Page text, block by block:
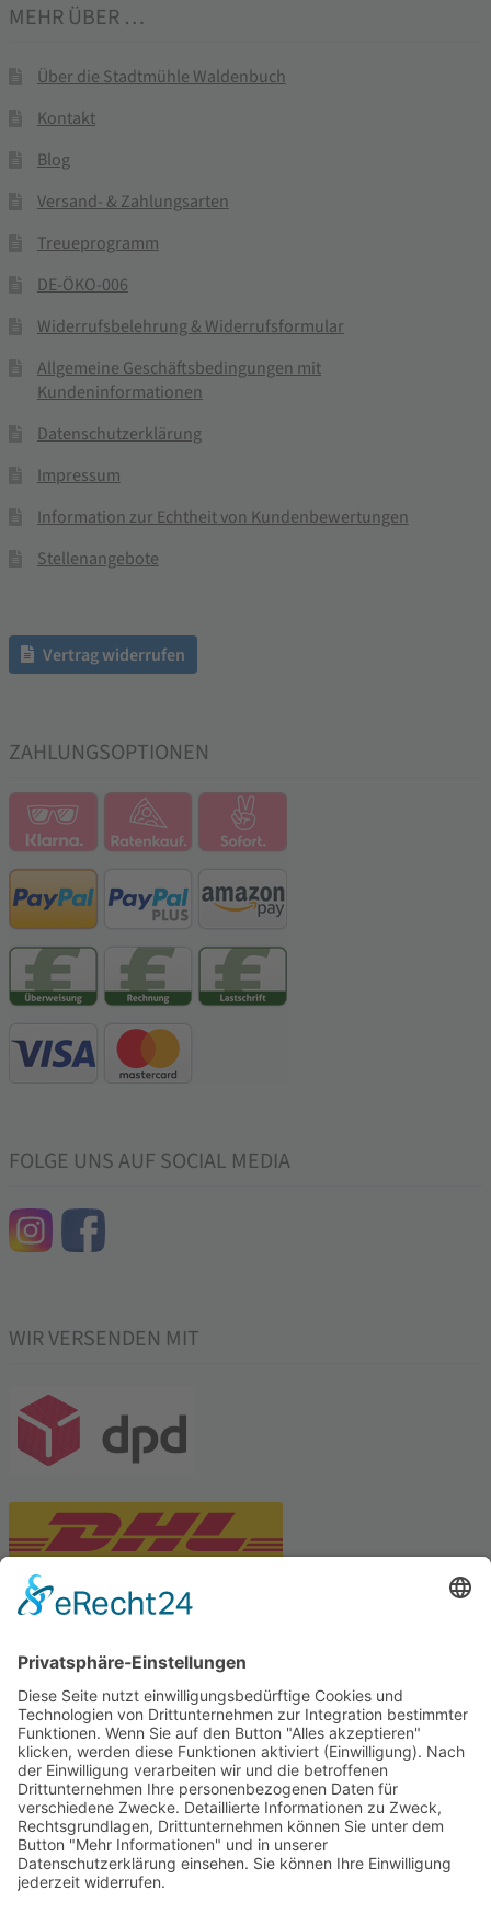
MEHR ÜBER …
Über die Stadtmühle Waldenbuch
Kontakt
Blog
Versand- & Zahlungsarten
Treueprogramm
DE-ÖKO-006
Widerrufsbelehrung & Widerrufsformular
Allgemeine Geschäftsbedingungen mit
Kundeninformationen
Datenschutzerklärung
Impressum
Information zur Echtheit von Kundenbewertungen
Stellenangebote
Vertrag widerrufen
ZAHLUNGSOPTIONEN
FOLGE UNS AUF SOCIAL MEDIA
WIR VERSENDEN MIT
Tekal – Textile Lebensqualität
Exklusive moderne & Orientteppiche
Feuerwerk XXL
Pyrotechnik online bestellen
© Stadtmühle Waldenbuch 2026